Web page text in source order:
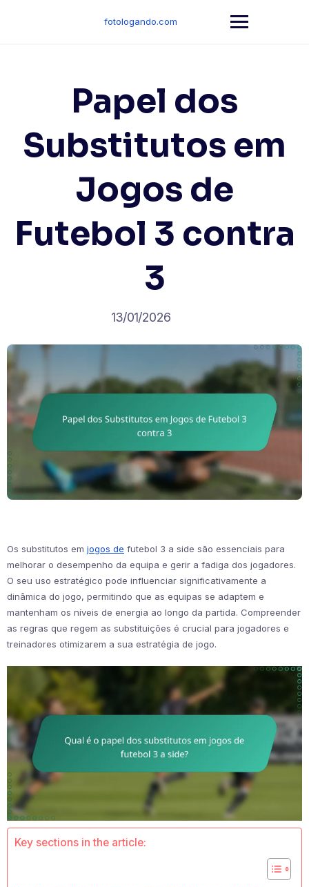
fotologando.com
Papel dos
Substitutos em
Jogos de
Futebol 3 contra
3
13/01/2026
Os substitutos em jogos de futebol 3 a side são essenciais para
melhorar o desempenho da equipa e gerir a fadiga dos jogadores.
O seu uso estratégico pode influenciar significativamente a
dinâmica do jogo, permitindo que as equipas se adaptem e
mantenham os níveis de energia ao longo da partida. Compreender
as regras que regem as substituições é crucial para jogadores e
treinadores otimizarem a sua estratégia de jogo.
Key sections in the article: